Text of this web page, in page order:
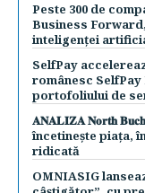
Peste 300 de
Business
inteligenței
SelfPay
românesc
portofoliului de
𝐀𝐍𝐀𝐋𝐈𝐙𝐀 𝐍𝐨𝐫𝐭𝐡
încetinește piața,
ridicată
OMNIASIG